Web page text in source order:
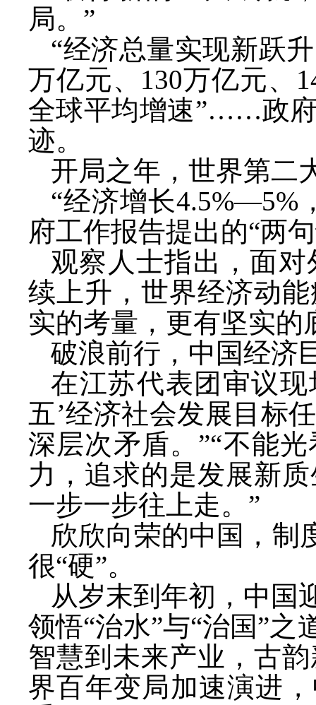
局。”
“经济总量实现新跃
万亿元、130万亿元、
全球平均增速”……政
迹。
开局之年，世界第二
“经济增长
府工作报告提出的“两
观察人士指出，面
续上升，世界经济动
实的考量，更有坚实的
破浪前行，中国经济
在江苏代表团审议
五’经济社会发展目标
深层次矛盾。”“不能
力，追求的是发展新
一步一步往上走。”
欣欣向荣的中国，制
很“硬”。
从岁末到年初，中国
领悟“治水”与“治国”之
智慧到未来产业，古
界百年变局加速演进